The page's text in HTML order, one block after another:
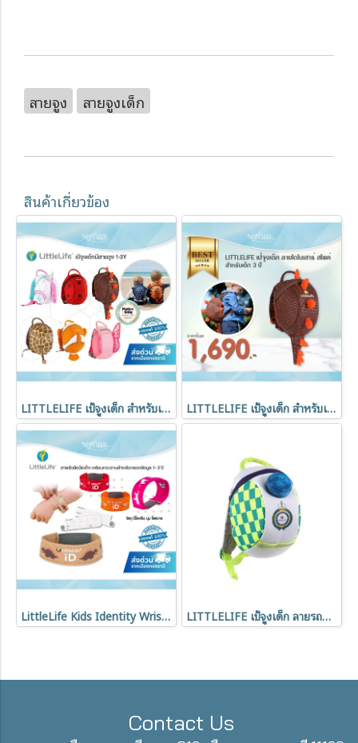
สายจูง สายจูงเด็ก
สินค้าเกี่ยวข้อง
LITTLELIFE เป้จูงเด็ก สำหรับเด็ก 1-3 ปี LITTLELIFE เป้จูงเด็ก สำหรับเด็ก 3 ปี
LittleLife Kids Identity Wristband สายรัดข้อมือเด็ก พร้อมป้ายข้อมูล 1-3 ปี LITTLELIFE เป้จูงเด็ก ลายรถพยาบาล สำหรับเด็ก 1-3 ปี
Contact Us